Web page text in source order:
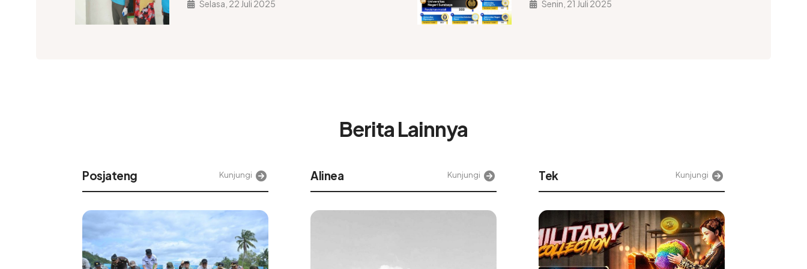
Selasa, 22 Juli 2025
Senin, 21 Juli 2025
Berita Lainnya
Alinea Kunjungi Tek Kunjungi Jurnaljabar Kunjungi